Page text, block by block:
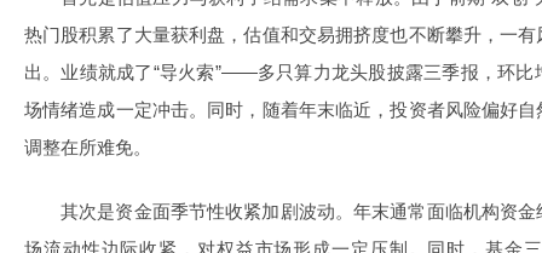
热门股积累了大量获利盘，估值和交易拥挤度也不断攀升，一
出。业绩就成了“导火索”——多只算力龙头股披露三季报，环比
场情绪造成一定冲击。同时，随着年末临近，投资者风险偏好
调整在所难免。
其次是资金面季节性收紧加剧波动。年末通常面临机构资
场流动性边际收紧，对权益市场形成一定压制。同时，基金